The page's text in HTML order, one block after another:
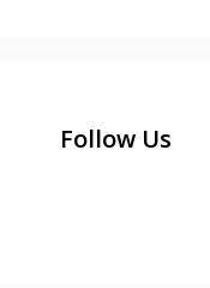
Follow Us